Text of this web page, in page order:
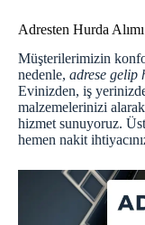
Adresten Hurda
Müşterilerimizin
nedenle, adrese gelip
Evinizden, iş
malzemelerinizi
hizmet sunuyoruz.
hemen nakit